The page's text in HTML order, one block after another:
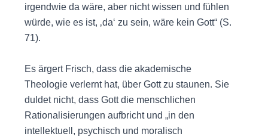
irgendwie da wäre, aber nicht wissen und fühlen
würde, wie es ist, ‚da‘ zu sein, wäre kein Gott“ (S.
71).
Es ärgert Frisch, dass die akademische
Theologie verlernt hat, über Gott zu staunen. Sie
duldet nicht, dass Gott die menschlichen
Rationalisierungen aufbricht und „in den
intellektuell, psychisch und moralisch